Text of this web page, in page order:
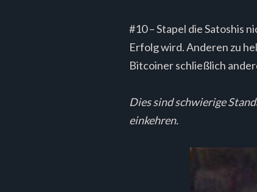
#10 – Stapel die Satoshis
Erfolg wird. Anderen zu
Bitcoiner schließlich
Dies sind schwierige
einkehren.